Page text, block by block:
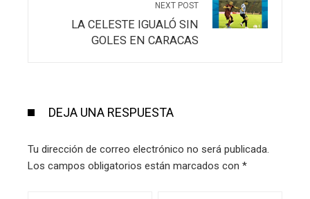
NEXT POST
LA CELESTE IGUALÓ SIN
GOLES EN CARACAS
DEJA UNA RESPUESTA
Tu dirección de correo electrónico no será publicada.
Los campos obligatorios están marcados con *